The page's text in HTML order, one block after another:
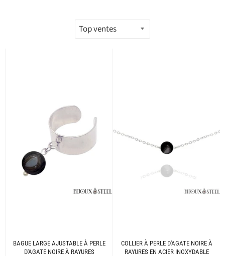
BAGUE LARGE AJUSTABLE À PERLE
D'AGATE NOIRE À RAYURES
COLLIER À PERLE D'AGATE NOIRE À
RAYURES EN ACIER INOXYDABLE